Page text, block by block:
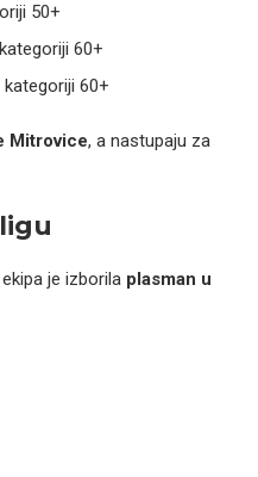
50+
60+
60+
Mitrovice, a nastupaju za
je izborila plasman u